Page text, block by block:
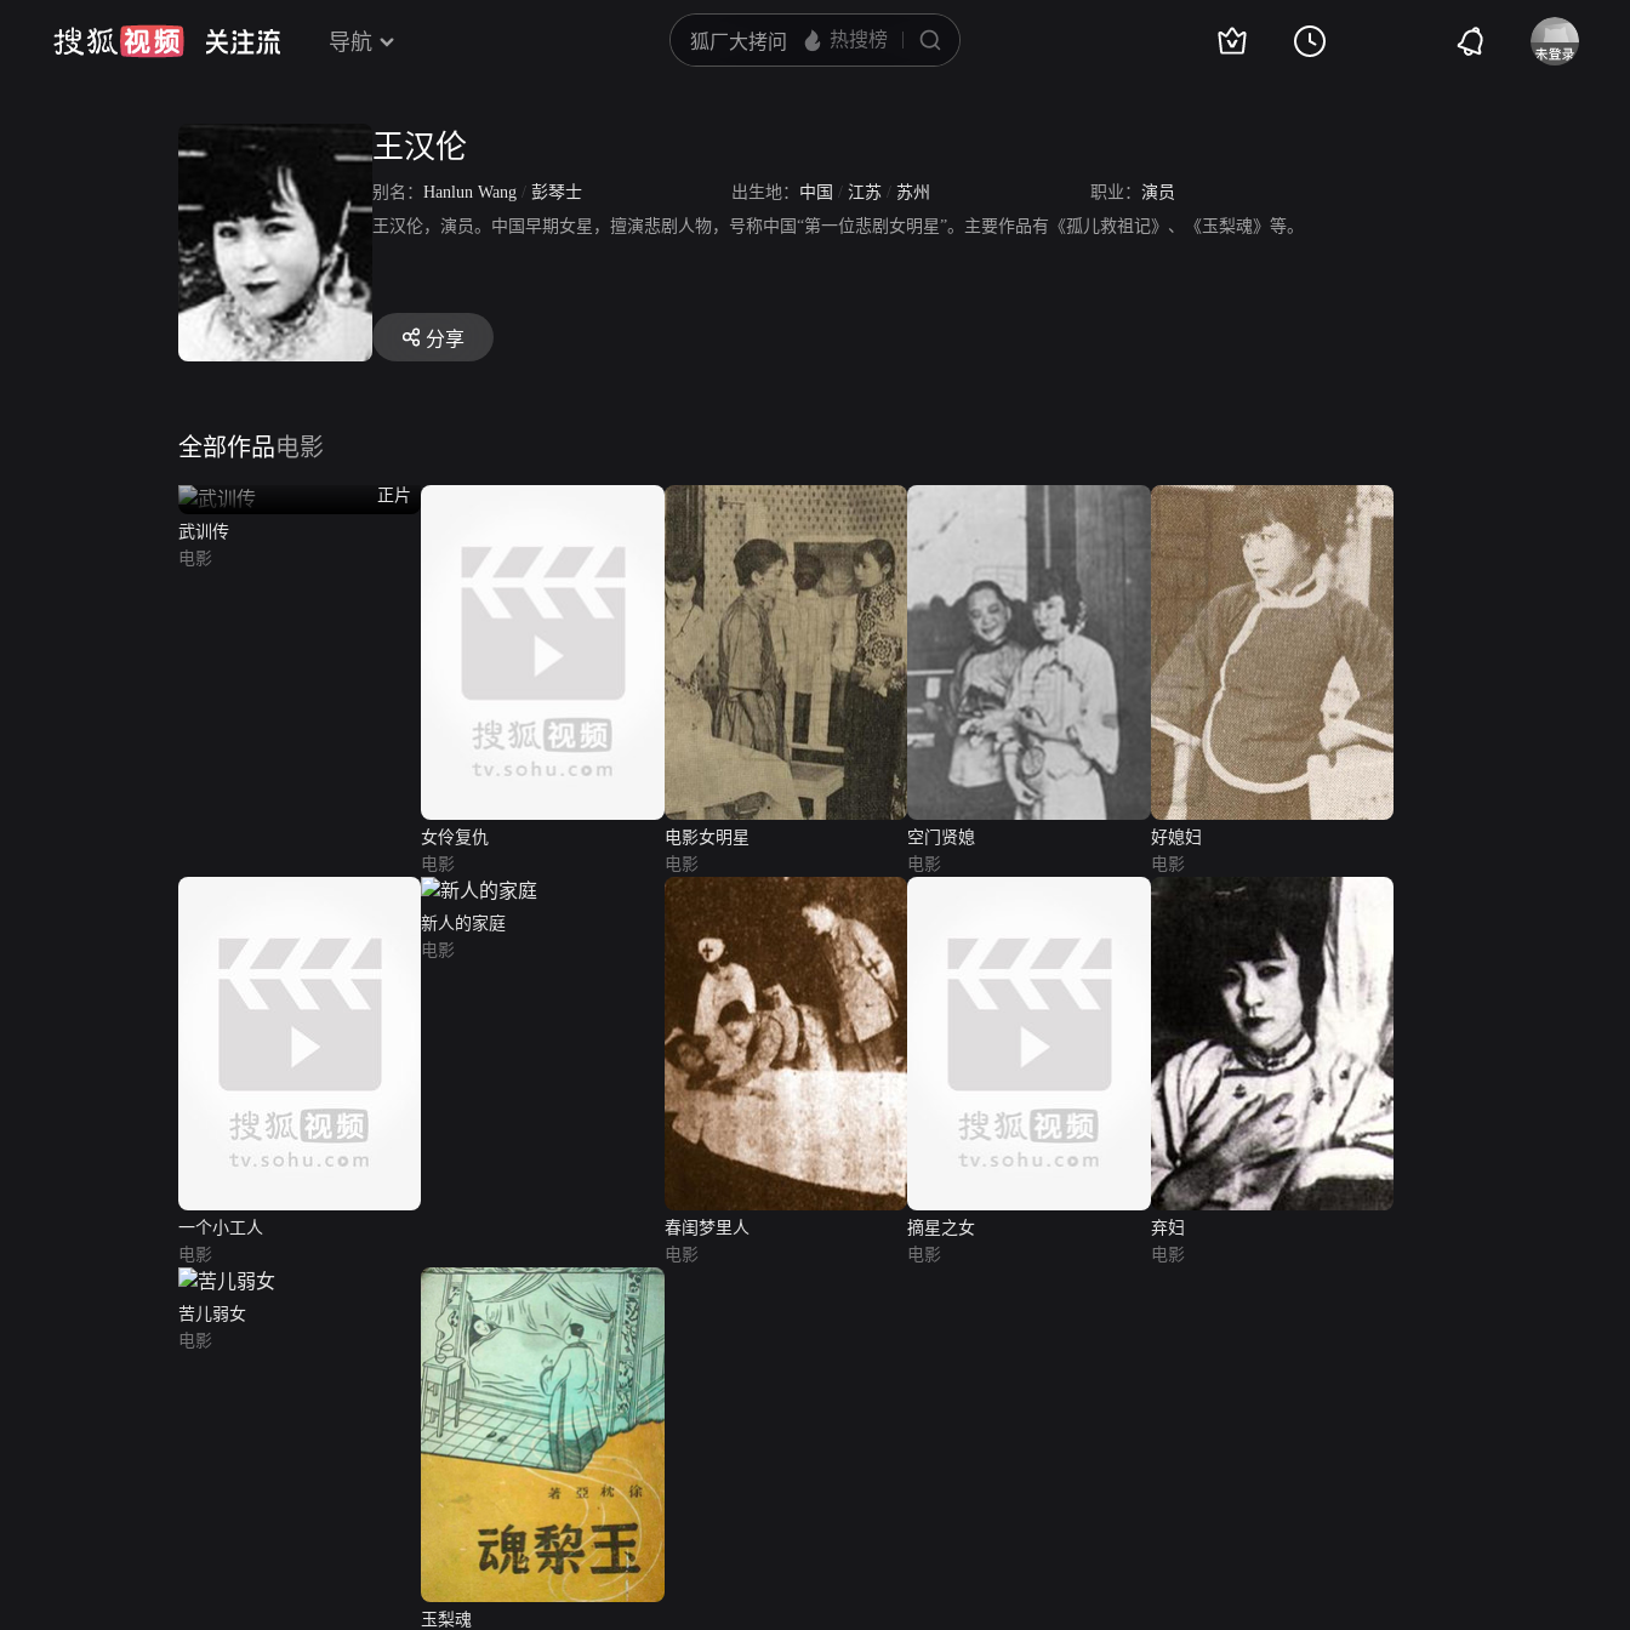
导航
王汉伦
别名： Hanlun Wang / 彭琴士 出生地： 中国 / 江苏 / 苏州 职业： 演员
王汉伦，演员。中国早期女星，擅演悲剧人物，号称中国“第一位悲剧女明星”。主要作品有《孤儿救祖记》、《玉梨魂》等。
分享
全部作品电影
正片
武训传
电影
女伶复仇
电影
电影女明星
电影
空门贤媳
电影
好媳妇
电影
一个小工人
电影
新人的家庭
电影
春闺梦里人
电影
摘星之女
电影
弃妇
电影
苦儿弱女
电影
玉梨魂